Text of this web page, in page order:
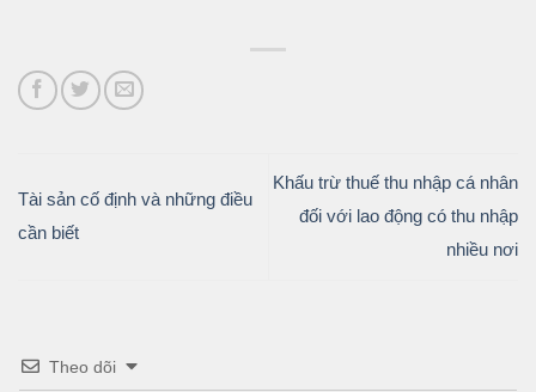
Tài sản cố định và những điều
cần biết
Khấu trừ thuế thu nhập cá nhân
đối với lao động có thu nhập
nhiều nơi
Theo dõi